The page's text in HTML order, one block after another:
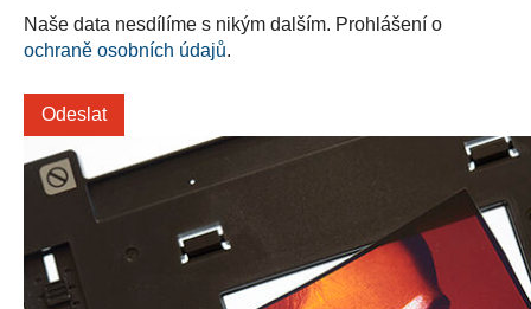
Naše data nesdílíme s nikým dalším. Prohlášení o
ochraně osobních údajů.